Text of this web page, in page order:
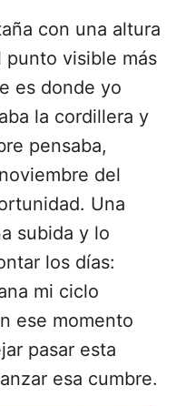
con una altura
punto visible más
es donde yo
la cordillera y
pensaba,
del
Una
subida y lo
los días:
mi ciclo
ese momento
pasar esta
esa cumbre.